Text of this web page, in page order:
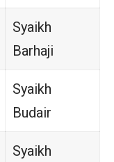
Syaikh
Barhaji
Syaikh
Budair
Syaikh